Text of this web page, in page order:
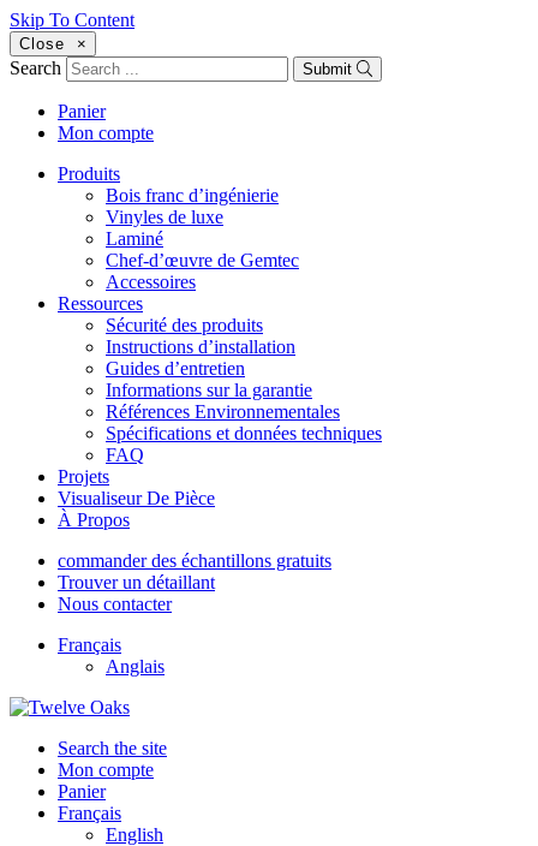
Skip To Content
Close ×
Search Submit
Panier
Mon compte
Produits
Bois franc d’ingénierie
Vinyles de luxe
Laminé
Chef-d’œuvre de Gemtec
Accessoires
Ressources
Sécurité des produits
Instructions d’installation
Guides d’entretien
Informations sur la garantie
Références Environnementales
Spécifications et données techniques
FAQ
Projets
Visualiseur De Pièce
À Propos
commander des échantillons gratuits
Trouver un détaillant
Nous contacter
Français
Anglais
Search the site
Mon compte
Panier
Français
English